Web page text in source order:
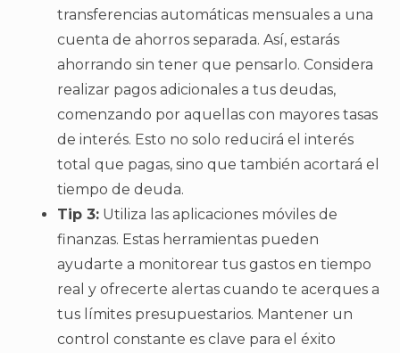
transferencias automáticas mensuales a una
cuenta de ahorros separada. Así, estarás
ahorrando sin tener que pensarlo. Considera
realizar pagos adicionales a tus deudas,
comenzando por aquellas con mayores tasas
de interés. Esto no solo reducirá el interés
total que pagas, sino que también acortará el
tiempo de deuda.
Tip 3: Utiliza las aplicaciones móviles de
finanzas. Estas herramientas pueden
ayudarte a monitorear tus gastos en tiempo
real y ofrecerte alertas cuando te acerques a
tus límites presupuestarios. Mantener un
control constante es clave para el éxito